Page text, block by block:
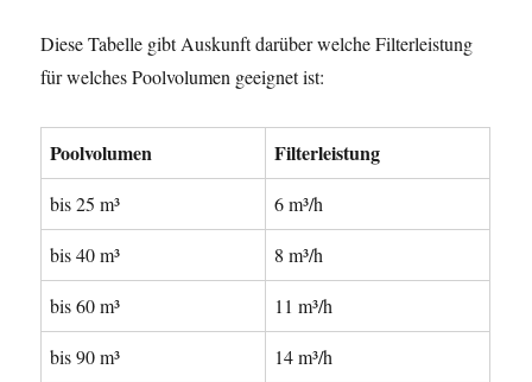
Diese Tabelle gibt Auskunft darüber welche Filterleistung
für welches Poolvolumen geeignet ist:
Poolvolumen Filterleistung
bis 25 m³ 6 m³/h
bis 40 m³ 8 m³/h
bis 60 m³ 11 m³/h
bis 90 m³ 14 m³/h